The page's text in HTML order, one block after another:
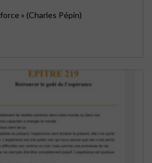
» (Charles Pépin)